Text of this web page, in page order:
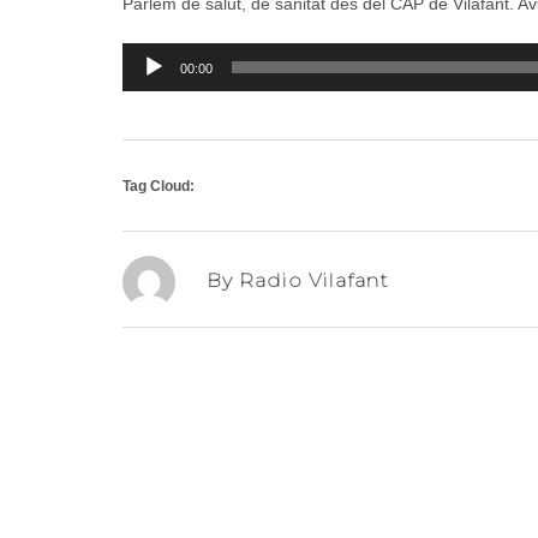
Reproductor
d'àudio
00:00
Tag Cloud:
By Radio Vilafant